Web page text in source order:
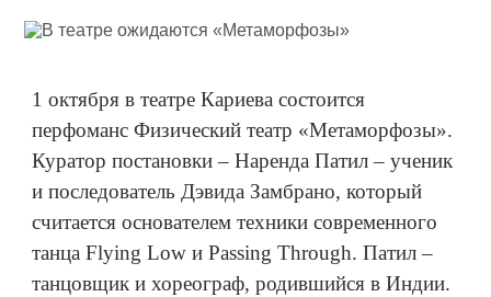
1 октября в театре Кариева состоится
перфоманс Физический театр «Метаморфозы».
Куратор постановки – Наренда Патил – ученик
и последователь Дэвида Замбрано, который
считается основателем техники современного
танца Flying Low и Passing Through. Патил –
танцовщик и хореограф, родившийся в Индии.